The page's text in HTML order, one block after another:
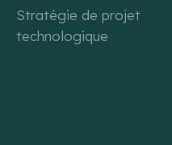
Stratégie de projet
technologique